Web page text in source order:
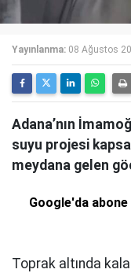
Yayınlanma: 08 Ağustos
Adana’nın
suyu projesi
meydana gelen
Google'da abone
Toprak altında